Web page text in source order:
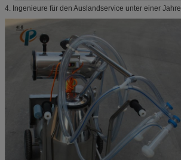
4. Ingenieure für den Auslandservice unter einer